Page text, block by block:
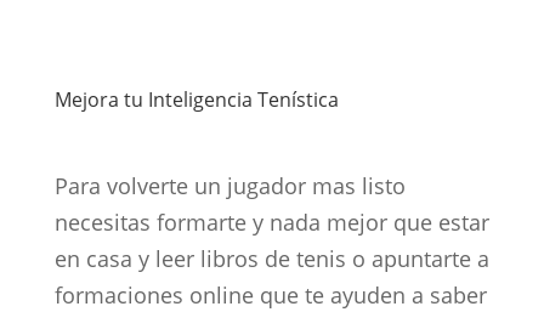
Mejora tu Inteligencia Tenística
Para volverte un jugador mas listo
necesitas formarte y nada mejor que estar
en casa y leer libros de tenis o apuntarte a
formaciones online que te ayuden a saber